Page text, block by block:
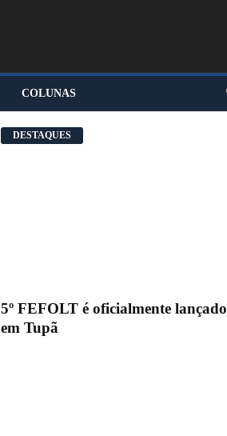
COLUNAS
DESTAQUES
5º FEFOLT é oficialmente lançado
em Tupã